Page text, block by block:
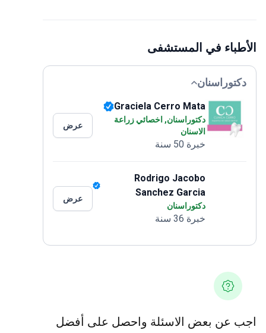
الأطباء في المستشفى
دكتوراسنان
Graciela Cerro Mata
دكتوراسنان, اخصائي زراعة
الاسنان
خبرة 50 سنة
عرض
Rodrigo Jacobo
Sanchez Garcia
دكتوراسنان
خبرة 36 سنة
عرض
اجب عن بعض الاسئلة واحصل على أفضل